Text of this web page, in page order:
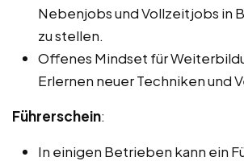
Nebenjobs und Vollzeitjobs in
zu stellen.
Offenes Mindset für
Erlernen neuer Techniken und
Führerschein:
In einigen Betrieben kann ein